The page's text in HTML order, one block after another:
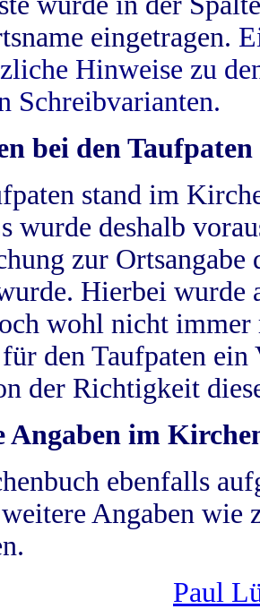
eingetragen.
Hinweise zu
Schreibvarianten.
bei den Taufpaten
stand im
wurde deshalb
zur
Hierbei wurde
wohl nicht
den Taufpaten
der Richtigkeit
Angaben im
ebenfalls
Angaben wie
Paul